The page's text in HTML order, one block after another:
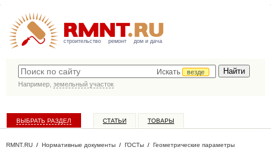
строительство ремонт дом и дача
Искать
везде
Например, земельный участок
ВЫБРАТЬ РАЗДЕЛ СТАТЬИ ТОВАРЫ
RMNT.RU / Нормативные документы / ГОСТы / Геометрические параметры